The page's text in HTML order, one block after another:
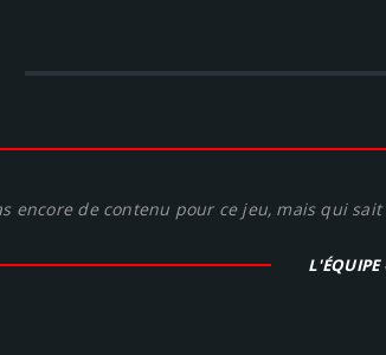
encore de contenu pour ce jeu, mais qui sait
L'ÉQUIPE